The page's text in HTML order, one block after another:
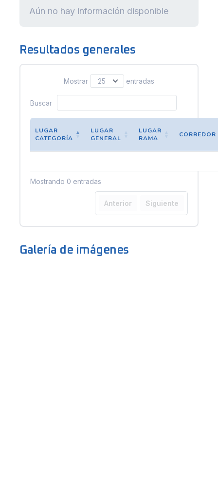
Aún no hay información disponible
Resultados generales
Mostrar entradas
Buscar
LUGAR
CATEGORÍA
LUGAR
GENERAL
LUGAR
RAMA
CORREDOR
Mostrando 0 entradas
Anterior Siguiente
Galería de imágenes